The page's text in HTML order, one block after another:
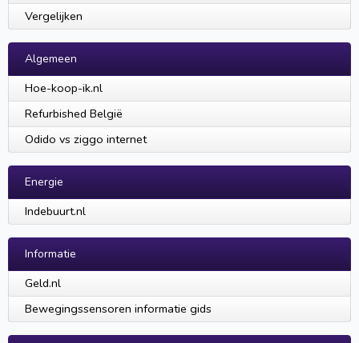
Vergelijken
Algemeen
Hoe-koop-ik.nl
Refurbished België
Odido vs ziggo internet
Energie
Indebuurt.nl
Informatie
Geld.nl
Bewegingssensoren informatie gids